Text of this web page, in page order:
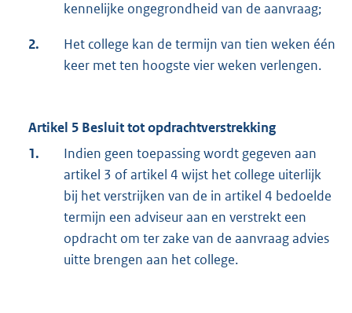
kennelijke ongegrondheid van de aanvraag;
2.
Het college kan de termijn van tien weken één
keer met ten hoogste vier weken verlengen.
Artikel 5 Besluit tot opdrachtverstrekking
1.
Indien geen toepassing wordt gegeven aan
artikel 3 of artikel 4 wijst het college uiterlijk
bij het verstrijken van de in artikel 4 bedoelde
termijn een adviseur aan en verstrekt een
opdracht om ter zake van de aanvraag advies
uitte brengen aan het college.